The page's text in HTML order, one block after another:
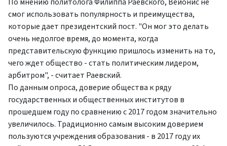
смог использовать популярность и преимущества,
которые дает президентский пост. "Он мог это делать
очень недолгое время, до момента, когда
представительскую функцию пришлось изменить на то,
чего ждет общество - стать политическим лидером,
арбитром", - считает Раевский.
По данным опроса, доверие общества к ряду
государственных и общественных институтов в
прошедшем году по сравнению с 2017 годом значительно
увеличилось. Традиционно самым высоким доверием
пользуются учреждения образования - в 2017 году их